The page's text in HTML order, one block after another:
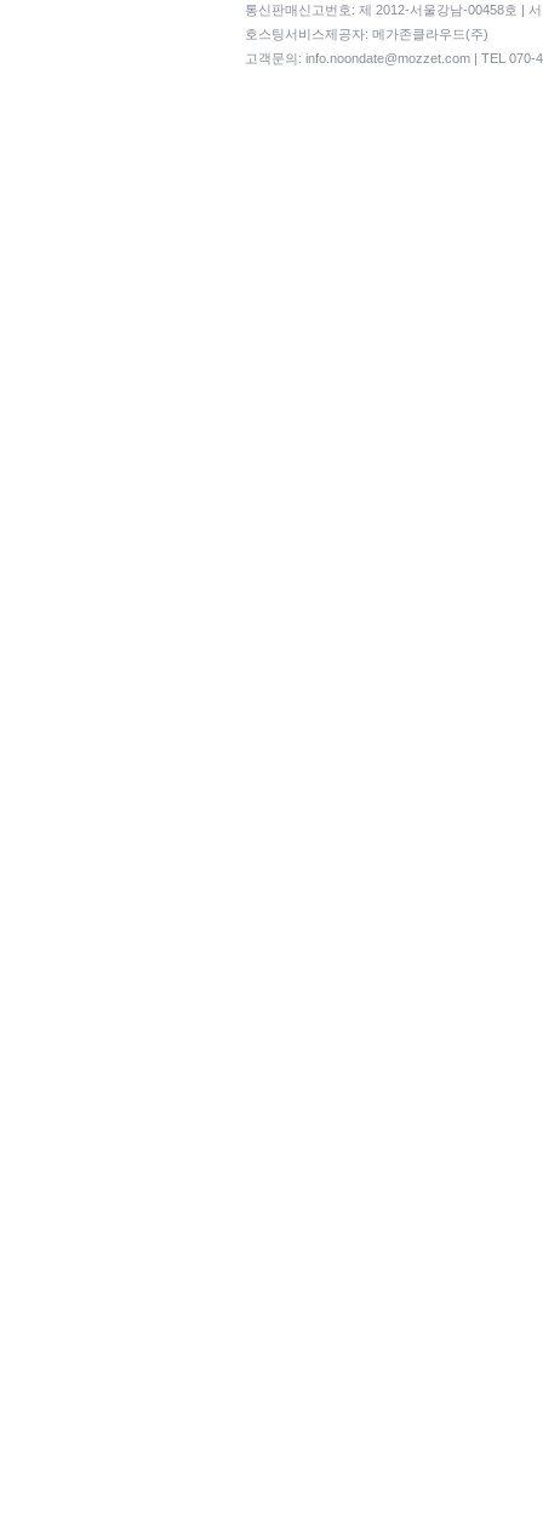
통신판매신고번호: 제 2012-서울강남-00458호 |
호스팅서비스제공자: 메가존클라우드(주)
고객문의: info.noondate@mozzet.com | TEL 070-